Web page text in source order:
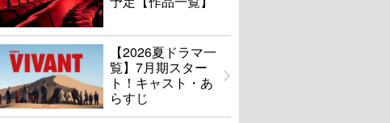
【2026夏ドラマ一
覧】7月期スター
ト！キャスト・あ
らすじ